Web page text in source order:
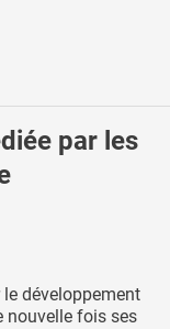
par les
développement
nouvelle fois ses